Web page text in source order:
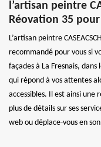
l’artisan peintre
Réovation 35
L’artisan peintre
recommandé pour vous si
façades à La Fresnais,
qui répond à vos attentes
accessibles. Il est ainsi une
plus de détails sur ses
web ou déplace-vous en